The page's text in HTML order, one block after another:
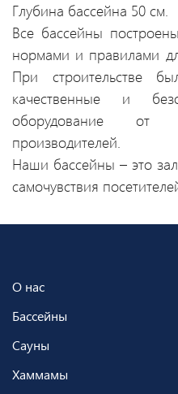
Глубина бассейна 50 см.
Все бассейны
нормами и правилами
При строительстве
качественные и
оборудование от
производителей.
Наши бассейны – это
самочувствия
О нас
Бассейны
Сауны
Хаммамы